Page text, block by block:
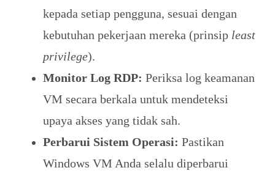
kepada setiap pengguna, sesuai dengan
kebutuhan pekerjaan mereka (prinsip least
privilege).
Monitor Log RDP: Periksa log keamanan
VM secara berkala untuk mendeteksi
upaya akses yang tidak sah.
Perbarui Sistem Operasi: Pastikan
Windows VM Anda selalu diperbarui